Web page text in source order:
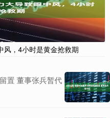
风，4小时是黄金抢救期
置 董事张兵暂代